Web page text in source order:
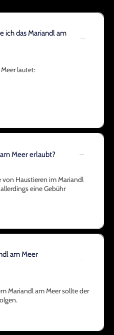
ich das Mariandl am
lautet:
Meer erlaubt?
Haustieren im Mariandl
eine Gebühr
am Meer
Mariandl am Meer sollte der